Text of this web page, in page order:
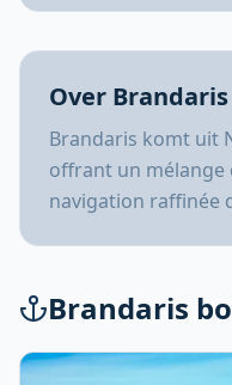
Over Brandaris
Brandaris komt uit
offrant un mélange
navigation raffinée
Brandaris